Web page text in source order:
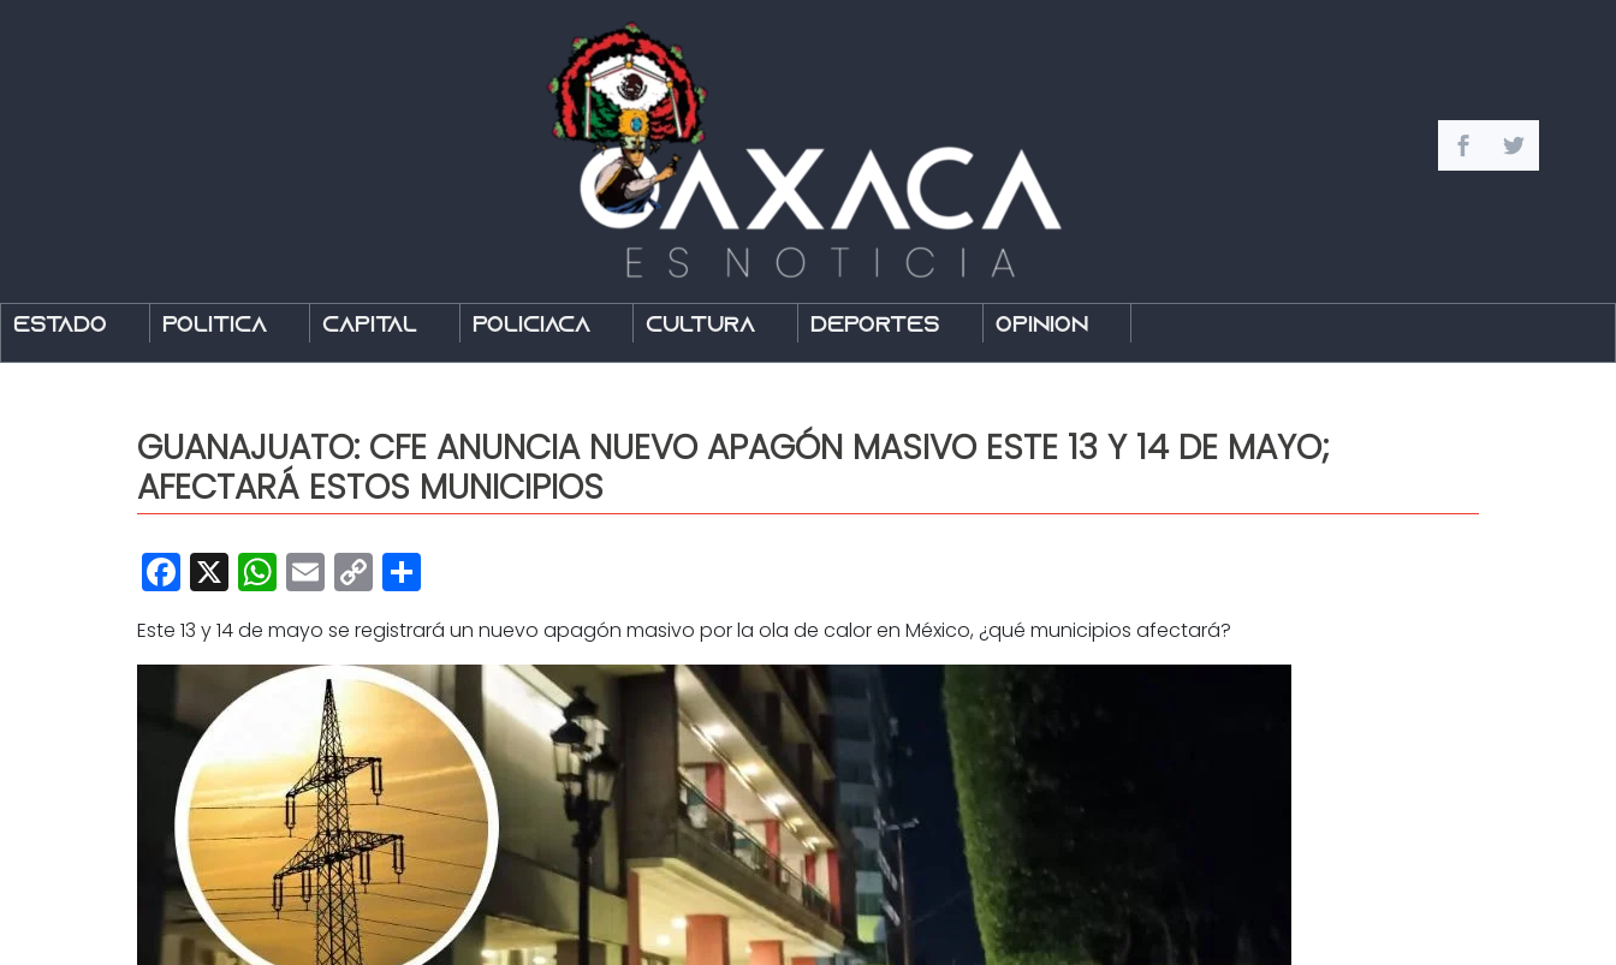
Estado Política Capital Policíaca Cultura Deportes Opinión
GUANAJUATO: CFE ANUNCIA NUEVO APAGÓN MASIVO ESTE 13 Y 14 DE MAYO;
AFECTARÁ ESTOS MUNICIPIOS
Facebook
X WhatsApp
Email
Copy
Link
Este 13 y 14 de mayo se registrará un nuevo apagón masivo por la ola de calor en México, ¿qué municipios afectará?